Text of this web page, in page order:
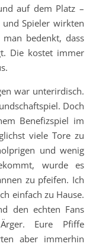
auf dem Platz –
Spieler wirkten
bedenkt, dass
Die kostet immer
war unterirdisch.
Doch
Benefizspiel im
viele Tore zu
und wenig
wurde es
zu pfeifen. Ich
einfach zu Hause.
den echten Fans
Eure Pfiffe
aber immerhin